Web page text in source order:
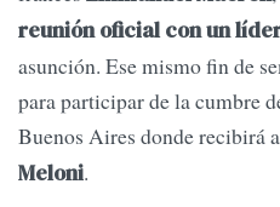
reunión oficial con un
asunción. Ese mismo fin de
para participar de la cumbre
Buenos Aires donde recibirá
Meloni.